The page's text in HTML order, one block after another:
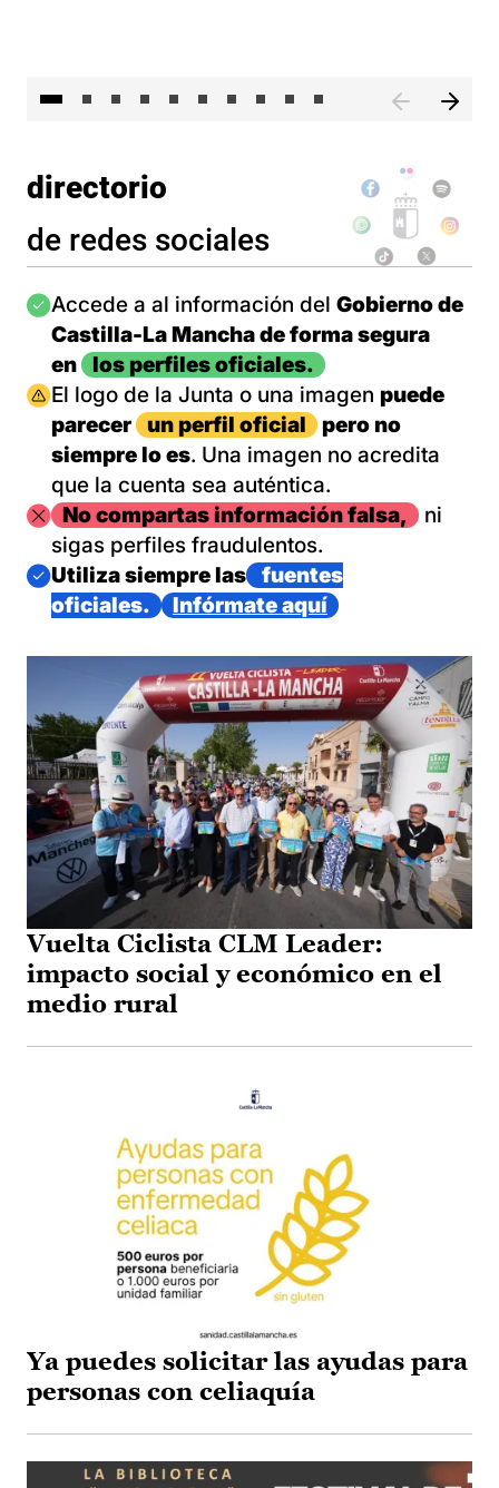
directorio
de redes sociales
Imagen
Accede a al información del Gobierno de
Castilla-La Mancha de forma segura
en
los perfiles oficiales.
Imagen
El logo de la Junta o una imagen puede
parecer
un perfil oficial
pero no
siempre lo es. Una imagen no acredita
que la cuenta sea auténtica.
ImagenNo compartas información falsa,
ni
sigas perfiles fraudulentos.
Imagen
Utiliza siempre las
fuentes
oficiales.
Infórmate aquí
Vuelta Ciclista CLM Leader:
impacto social y económico en el
medio rural
Ya puedes solicitar las ayudas para
personas con celiaquía